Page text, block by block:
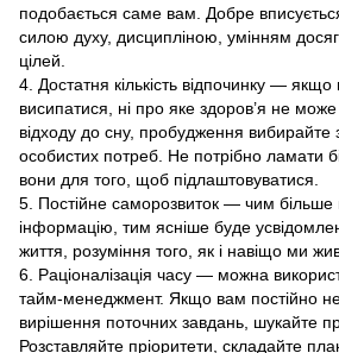
подобається саме вам. Добре
силою духу, дисципліною, умінням
цілей.
4. Достатня кількість відпочинку — якщо
висипатися, ні про яке здоров’я не
відходу до сну, пробудження вибирайте
особистих потреб. Не потрібно ламати
вони для того, щоб підлаштовуватися.
5. Постійне саморозвиток — чим
інформацію, тим ясніше буде
життя, розуміння того, як і навіщо ми
6. Раціоналізація часу — можна
тайм-менеджмент. Якщо вам постійно
вирішення поточних завдань, шукайте
Розставляйте пріоритети, складайте